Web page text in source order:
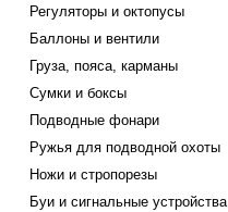
Регуляторы и октопусы
Баллоны и вентили
Груза, пояса, карманы
Сумки и боксы
Подводные фонари
Ружья для подводной охоты
Ножи и стропорезы
Буи и сигнальные устройства